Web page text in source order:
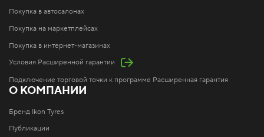
Покупка в автосалонах
Покупка на маркетплейсах
Покупка в интернет-магазинах
Условия Расширенной гарантии
Подключение торговой точки к программе Расширенная гарантия
О КОМПАНИИ
Бренд Ikon Tyres
Публикации